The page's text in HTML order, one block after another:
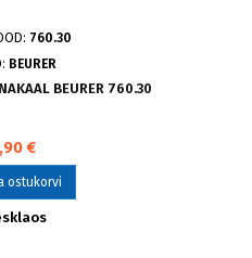
760.30
BEURER
BEURER 760.30
€
ostukorvi